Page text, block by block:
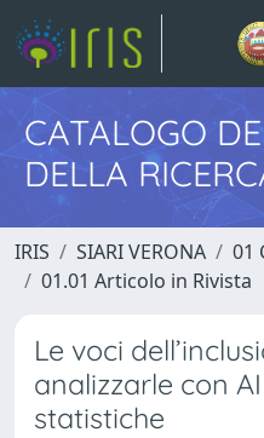
CATALOGO
DELLA
IRIS SIARI VERONA
01
01.01 Articolo in Rivista
Le voci
analizzarle con
statistiche